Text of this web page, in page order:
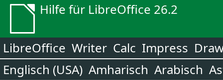
Hilfe für LibreOffice 26.2
LibreOffice Writer Calc Impress
Englisch (USA) Amharisch Arabisch